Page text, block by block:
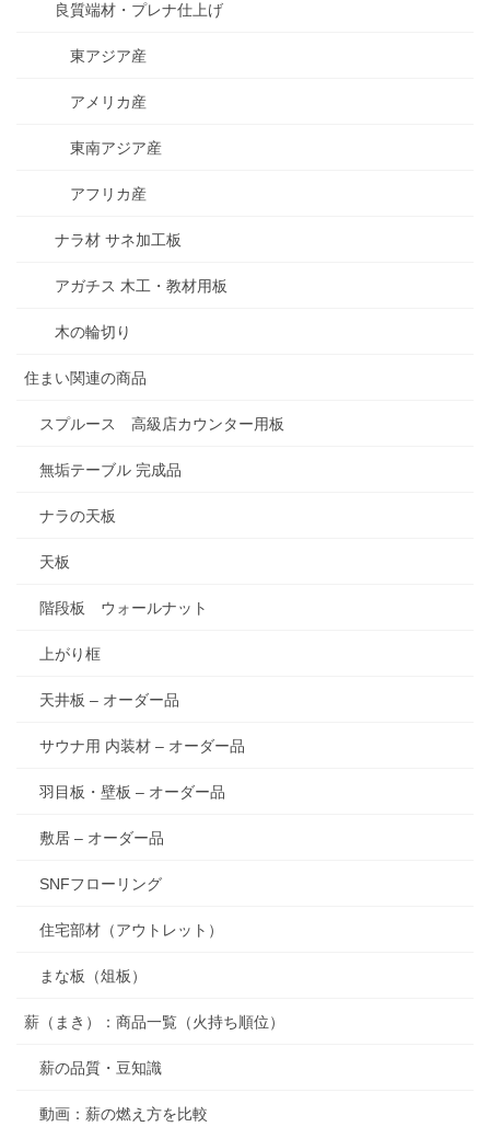
良質端材・プレナ仕上げ
東アジア産
アメリカ産
東南アジア産
アフリカ産
ナラ材 サネ加工板
アガチス 木工・教材用板
木の輪切り
住まい関連の商品
スプルース 高級店カウンター用板
無垢テーブル 完成品
ナラの天板
天板
階段板 ウォールナット
上がり框
天井板 – オーダー品
サウナ用 内装材 – オーダー品
羽目板・壁板 – オーダー品
敷居 – オーダー品
SNFフローリング
住宅部材（アウトレット）
まな板（俎板）
薪（まき）：商品一覧（火持ち順位）
薪の品質・豆知識
動画：薪の燃え方を比較